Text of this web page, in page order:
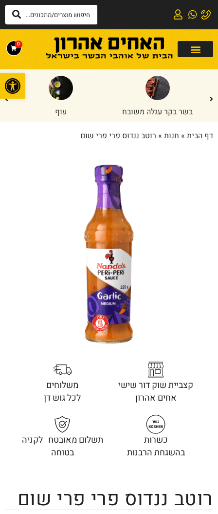
0
בשר בקר עגלה משובח עוף
דף הבית » חנות » רוטב ננדוס פרי פרי שום
רוטב ננדוס פרי פרי שום
קצביית שוק דור שישי
אחים אהרון
משלוחים
לכל גוש דן
כשרות
בהשגחת הרבנות
תשלום מאובטח לקניה
בטוחה